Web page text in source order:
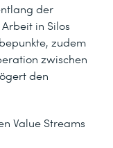
der
in Silos
zudem
zwischen
den
Value Streams